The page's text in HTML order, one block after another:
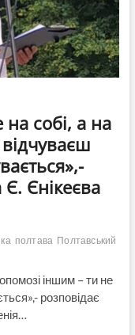
собі, а на
Єнікеєва
полтава Полтавський
іншим – ти не
розповідає